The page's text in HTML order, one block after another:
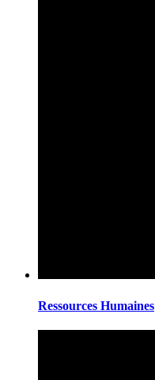
Ressources Humaines